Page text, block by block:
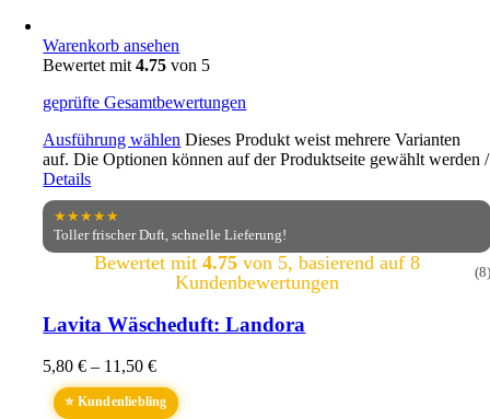
Warenkorb ansehen
Bewertet mit4.75 von 5
geprüfte Gesamtbewertungen
Ausführung wählen Dieses Produkt weist mehrere Varianten
auf. Die Optionen können auf der Produktseite gewählt werden/
Details
★★★★★
Toller frischer Duft, schnelle Lieferung!
Bewertet mit 4.75von 5, basierend auf 8
Kundenbewertungen
(8)
Lavita Wäscheduft: Landora
5,80€ – 11,50€
⭐ Kundenliebling